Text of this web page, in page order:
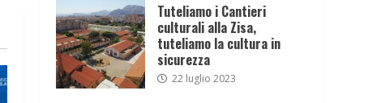
Tuteliamo i Cantieri
culturali alla Zisa,
tuteliamo la cultura in
sicurezza
22 luglio 2023